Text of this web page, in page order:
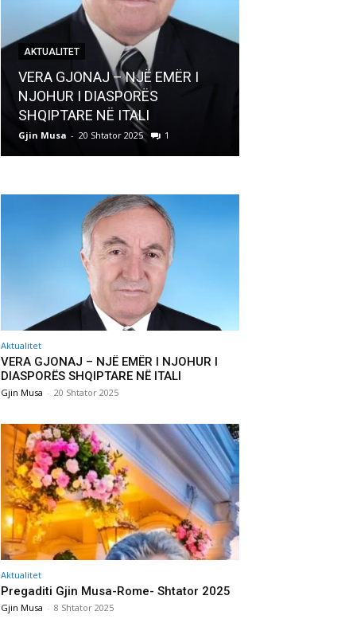
AKTUALITET
VERA GJONAJ – NJË EMËR I
NJOHUR I DIASPORËS
SHQIPTARE NË ITALI
Gjin Musa - 20 Shtator 2025 1
Aktualitet
VERA GJONAJ – NJË EMËR I NJOHUR I
DIASPORËS SHQIPTARE NË ITALI
Gjin Musa - 20 Shtator 2025
Aktualitet
Pregaditi Gjin Musa-Rome- Shtator 2025
Gjin Musa - 8 Shtator 2025